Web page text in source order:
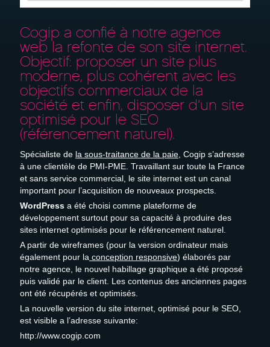
Recrutement
Cogip a confié à notre agence
web la refonte de son site internet.
Objectif: proposer un site plus
moderne, plus cohérent avec les
objectifs commerciaux de la
société et enfin, disposer d’un site
optimisé pour le SEO
(référencement naturel).
Spécialiste de la sous-traitance de la paie, Cogip s’adresse
à une clientèle de PMI-PME. Travaillant sur toute la France
et sans service commercial, le site internet est un canal
important pour l’acquisition de nouveaux prospects.
WordPress a été choisi comme plateforme de
développement surtout pour sa capacité à produire des
sites internet optimisés pour le référencement naturel.
A partir de wireframes (pour la version ordinateur mais
également pour la conception responsive) élaborés par
notre agence, le nouvel habillage graphique a été proposé
puis validé par le client. Les contenus des anciennes pages
ont été récupérés et optimisés.
La nouvelle version du site internet, optimisé pour le SEO,
est visible a l’adresse suivante:
http://www.cogip.com